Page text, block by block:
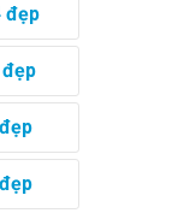
đẹp